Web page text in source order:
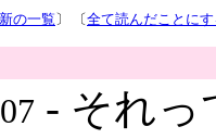
の一覧〕 〔全て読んだことに
- それ